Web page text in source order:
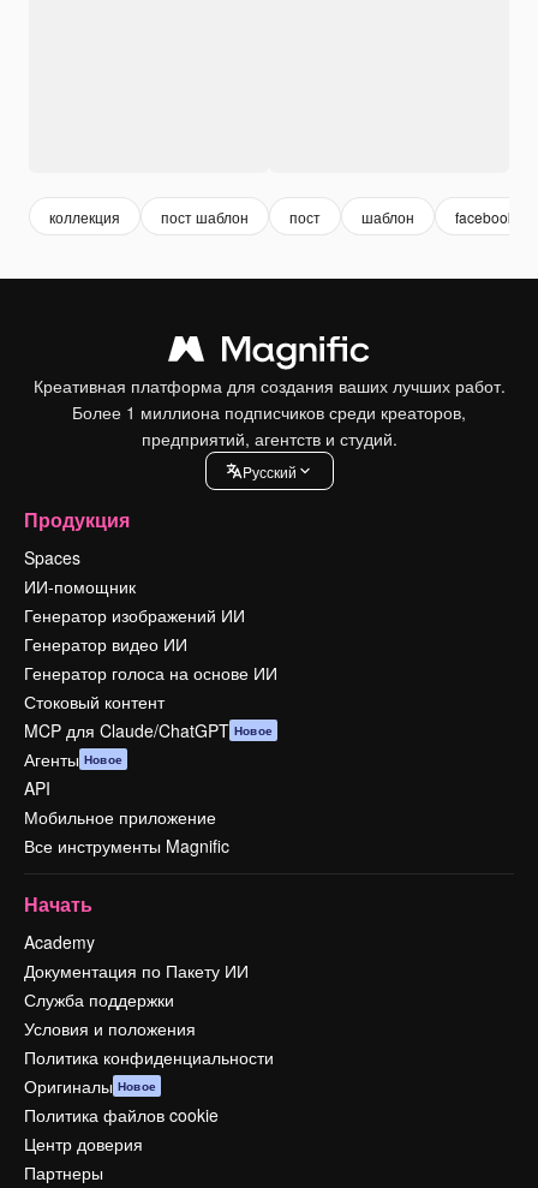
коллекция пост шаблон пост шаблон facebook
Креативная платформа для создания ваших лучших работ.
Более 1 миллиона подписчиков среди креаторов,
предприятий, агентств и студий.
Pусский
Продукция
Spaces
ИИ-помощник
Генератор изображений ИИ
Генератор видео ИИ
Генератор голоса на основе ИИ
Стоковый контент
MCP для Claude/ChatGPT Новое
Агенты Новое
API
Мобильное приложение
Все инструменты Magnific
Начать
Academy
Документация по Пакету ИИ
Служба поддержки
Условия и положения
Политика конфиденциальности
Оригиналы Новое
Политика файлов cookie
Центр доверия
Партнеры